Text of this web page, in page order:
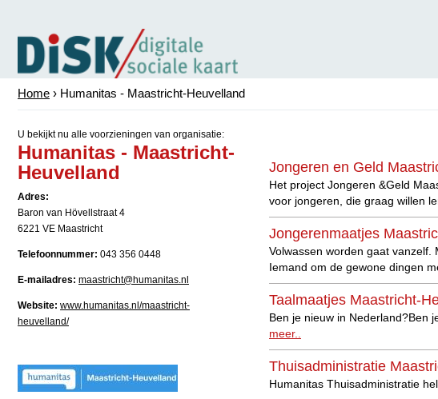
Home › Humanitas - Maastricht-Heuvelland
U bekijkt nu alle voorzieningen van organisatie:
Humanitas - Maastricht-
Heuvelland
Adres:
Baron van Hövellstraat 4
6221 VE Maastricht
Telefoonnummer: 043 356 0448
E-mailadres: maastricht@humanitas.nl
Website: www.humanitas.nl/maastricht-
heuvelland/
Jongeren en Geld
Het project Jongeren &Geld
voor jongeren, die graag willen
Jongerenmaatjes
Volwassen worden gaat vanzelf.
Iemand om de gewone dingen
Taalmaatjes Maastricht-
Ben je nieuw in Nederland?Ben
meer..
Thuisadministratie
Humanitas Thuisadministratie